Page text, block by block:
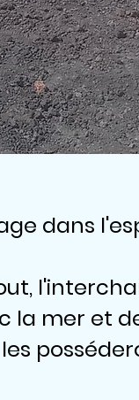
dans
la mer et